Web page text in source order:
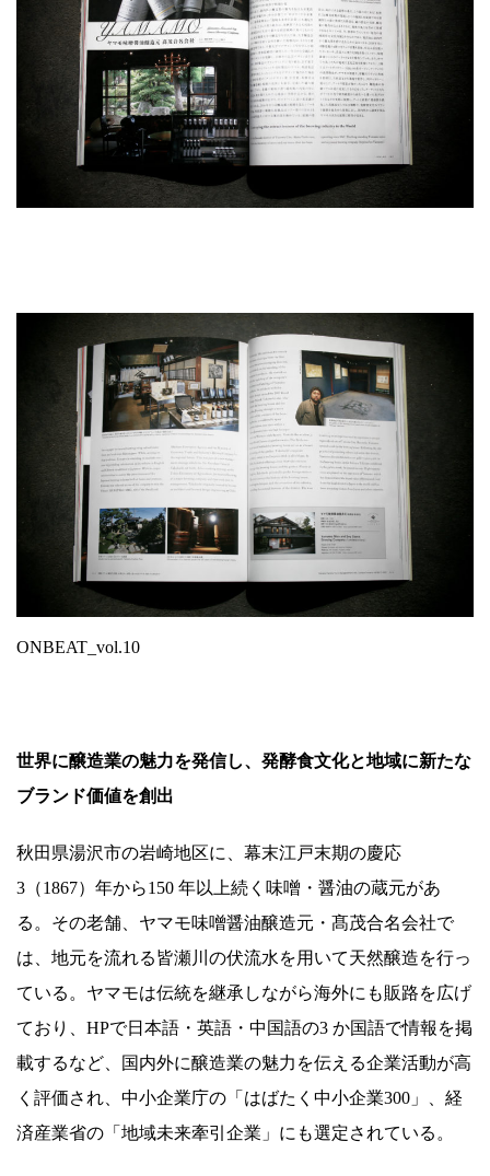
ONBEAT_vol.10
世界に醸造業の魅力を発信し、発酵食文化と地域に新たな
ブランド価値を創出
秋田県湯沢市の岩崎地区に、幕末江戸末期の慶応
3（1867）年から150 年以上続く味噌・醤油の蔵元があ
る。その老舗、ヤマモ味噌醤油醸造元・髙茂合名会社で
は、地元を流れる皆瀬川の伏流水を用いて天然醸造を行っ
ている。ヤマモは伝統を継承しながら海外にも販路を広げ
ており、HPで日本語・英語・中国語の3 か国語で情報を掲
載するなど、国内外に醸造業の魅力を伝える企業活動が高
く評価され、中小企業庁の「はばたく中小企業300」、経
済産業省の「地域未来牽引企業」にも選定されている。